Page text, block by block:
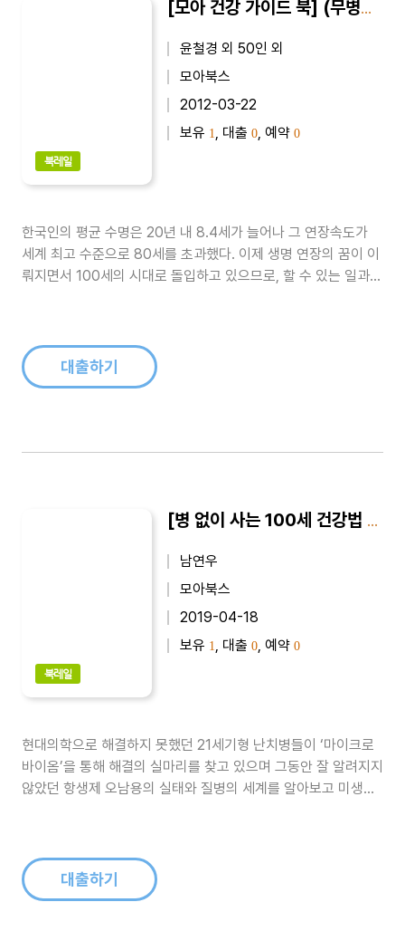
북레일
[모아 건강 가이드 북] (무병장수를 향한) 성인병 뛰어넘기 : 경험을 통해 증상이 개선된 치유 리포트
윤철경 외 50인 외
모아북스
2012-03-22
보유 1 , 대출 0 , 예약 0
한국인의 평균 수명은 20년 내 8.4세가 늘어나 그 연장속도가
세계 최고 수준으로 80세를 초과했다. 이제 생명 연장의 꿈이 이
뤄지면서 100세의 시대로 돌입하고 있으므로, 할 수 있는 일과
가지고 있..대출하기
북레일
[병 없이 사는 100세 건강법 시리즈 08] 내 몸을 살리는 마이크로바이옴 : 전 세계 학계와 의료계는 ‘제2의 유전체’에 주목!
남연우
모아북스
2019-04-18
보유 1 , 대출 0 , 예약 0
현대의학으로 해결하지 못했던 21세기형 난치병들이 ‘마이크로
바이옴’을 통해 해결의 실마리를 찾고 있으며 그동안 잘 알려지지
않았던 항생제 오남용의 실태와 질병의 세계를 알아보고 미생물
아본다. 현대인들에게 마이크..
대출하기